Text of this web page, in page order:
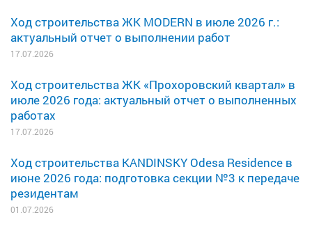
Ход строительства ЖК MODERN в июле 2026 г.:
актуальный отчет о выполнении работ
17.07.2026
Ход строительства ЖК «Прохоровский квартал» в
июле 2026 года: актуальный отчет о выполненных
работах
17.07.2026
Ход строительства KANDINSKY Odesa Residence в
июне 2026 года: подготовка секции №3 к передаче
резидентам
01.07.2026